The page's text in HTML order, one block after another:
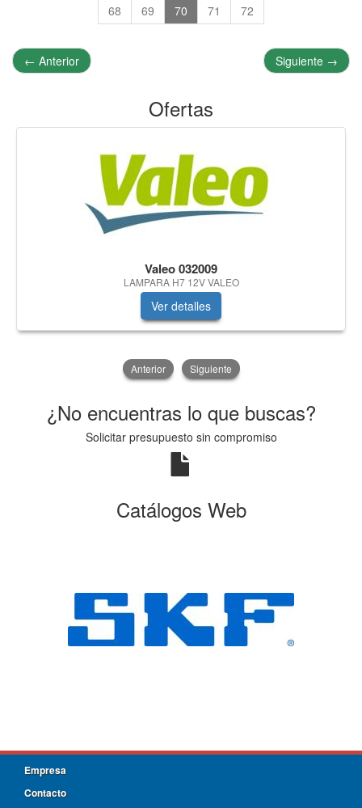
68 69 70 71 72
← Anterior Siguiente →
Ofertas
Valeo 032009
LAMPARA H7 12V VALEO
Ver detalles
Anterior Siguiente
¿No encuentras lo que buscas?
Solicitar presupuesto sin compromiso
Catálogos Web
Empresa
Contacto